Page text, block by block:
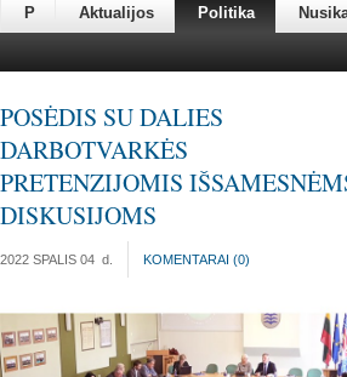
P Aktualijos Politika
POSĖDIS SU DALIES
DARBOTVARKĖS
PRETENZIJOMIS
DISKUSIJOMS
2022 SPALIS 04 d. KOMENTARAI (0)